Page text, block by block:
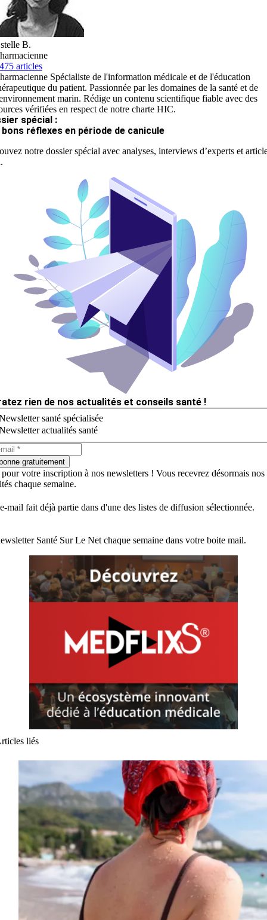
B.
articles
Spécialiste de l'information médicale et de l'éducation
du patient. Passionnée par les domaines de la santé et de
marin. Rédige un contenu scientifique fiable avec des
vérifiées en respect de notre charte HIC.
spécial :
bons réflexes en période de canicule
notre dossier spécial avec analyses, interviews d’experts et
rien de nos actualités et conseils santé !
santé spécialisée
actualités santé
gratuitement
votre inscription à nos newsletters ! Vous recevrez désormais nos
chaque semaine.
mail fait déjà partie dans d'une des listes de diffusion sélectionnée.
Santé Sur Le Net chaque semaine dans votre boite mail.
liés